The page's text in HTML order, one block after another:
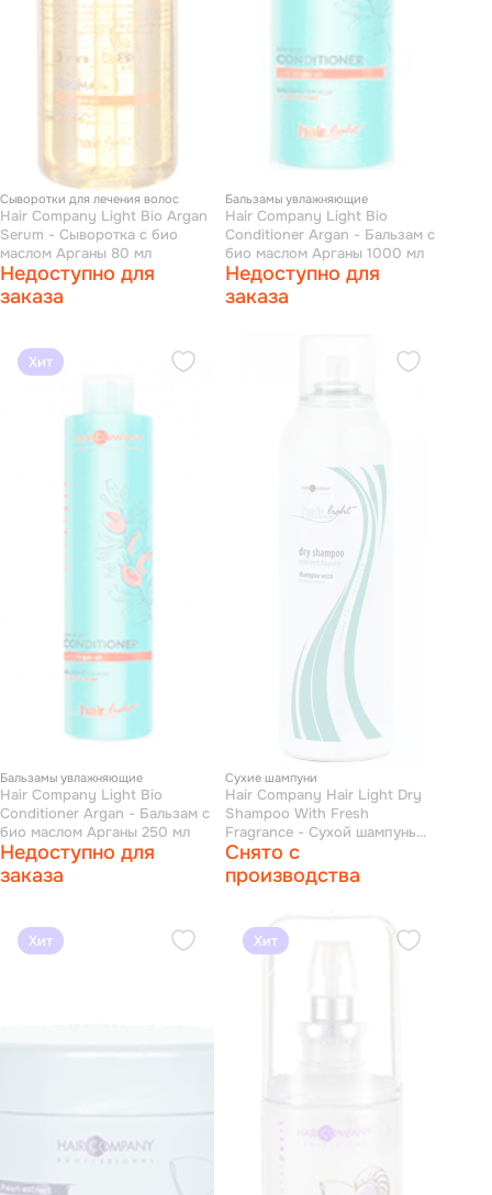
Сыворотки для лечения волос
Hair Company Light Bio Argan
Serum - Сыворотка с био
маслом Арганы 80 мл
Недоступно для
заказа
Бальзамы увлажняющие
Hair Company Light Bio
Conditioner Argan - Бальзам с
био маслом Арганы 1000 мл
Недоступно для
заказа
Хит
Бальзамы увлажняющие
Hair Company Light Bio
Conditioner Argan - Бальзам с
био маслом Арганы 250 мл
Недоступно для
заказа
Сухие шампуни
Hair Company Hair Light Dry
Shampoo With Fresh
Fragrance - Сухой шампунь
для волос "классик" 150 мл
Снято с
производства
Хит Хит